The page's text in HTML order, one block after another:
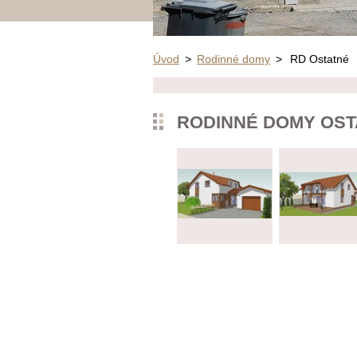
Úvod > Rodinné domy > RD Ostatné
RODINNÉ DOMY